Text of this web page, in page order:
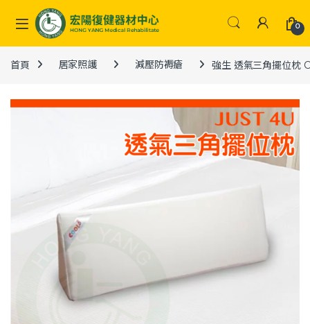
Skip to navigation
Skip to content
0
首頁 居家照護 減壓防褥瘡 強生 透氣三角擺位枕